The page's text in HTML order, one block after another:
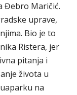
Đebro Maričić.
uprave,
Bio je to
Ristera, jer
pitanja i
života u
na